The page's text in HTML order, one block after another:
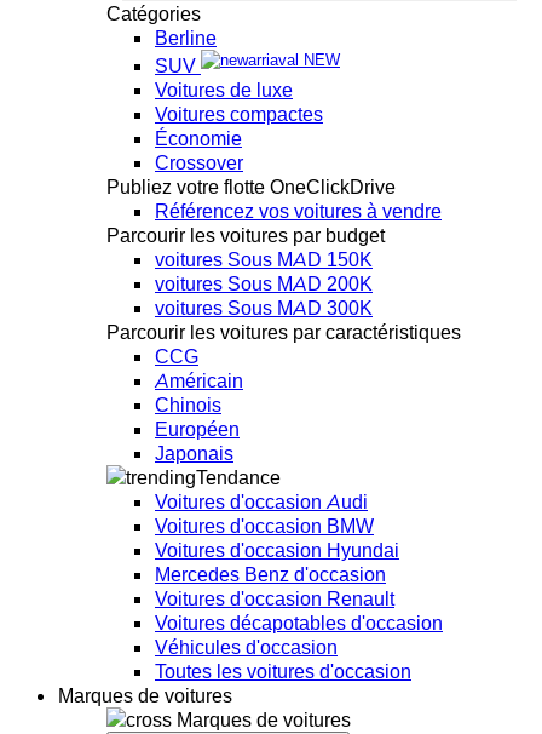
Catégories
Berline
SUV
NEW
Voitures de luxe
Voitures compactes
Économie
Crossover
Publiez votre flotte OneClickDrive
Référencez vos voitures à vendre
Parcourir les voitures par budget
voitures Sous MAD 150K
voitures Sous MAD 200K
voitures Sous MAD 300K
Parcourir les voitures par caractéristiques
CCG
Américain
Chinois
Européen
Japonais
Tendance
Voitures d'occasion Audi
Voitures d'occasion BMW
Voitures d'occasion Hyundai
Mercedes Benz d'occasion
Voitures d'occasion Renault
Voitures décapotables d'occasion
Véhicules d'occasion
Toutes les voitures d'occasion
Marques de voitures
Marques de voitures